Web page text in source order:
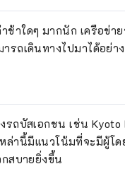
าใดๆ มากนัก เครือข่า
ถเดินทางไปมาได้อย่า
ถบัสเอกชน เช่น Kyoto
หล่านี้มีแนวโน้มที่จะมีผู้
สบายยิ่งขึ้น